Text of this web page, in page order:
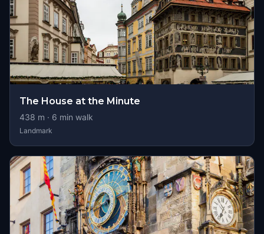
The House at the Minute
438 m · 6 min walk
Landmark